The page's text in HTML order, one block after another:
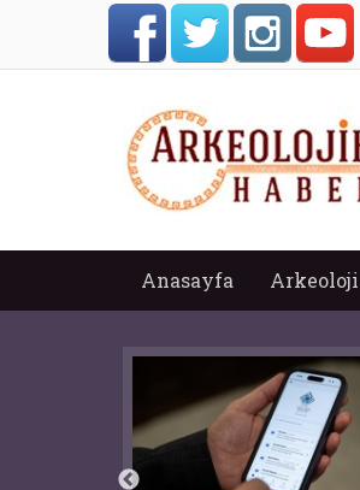
Anasayfa Arkeoloji